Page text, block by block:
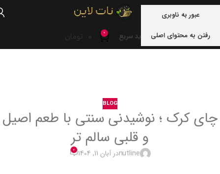
عبور به ناوبری
رفتن به محتوای اصلی
خرید سریع 0
0 تومان
BLOG
چای کرک ؛ نوشیدنی سنتی با طعم اصیل
و قلبی سالم تر
nutlineدر آبان 11, 1404 0